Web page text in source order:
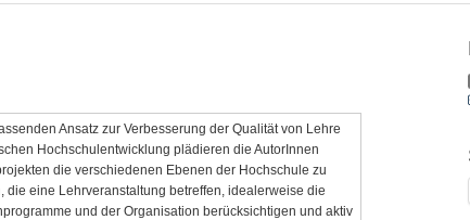
Ansatz zur Verbesserung der Qualität von Lehre
Hochschulentwicklung plädieren die AutorInnen
die verschiedenen Ebenen der Hochschule zu
die eine Lehrveranstaltung betreffen, idealerweise die
und der Organisation berücksichtigen und aktiv